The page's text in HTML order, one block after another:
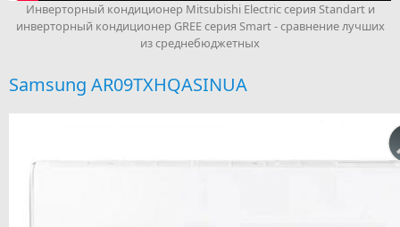
Инверторный кондиционер Mitsubishi Electric серия Standart и
инверторный кондиционер GREE серия Smart - сравнение лучших
из среднебюджетных
Samsung AR09TXHQASINUA